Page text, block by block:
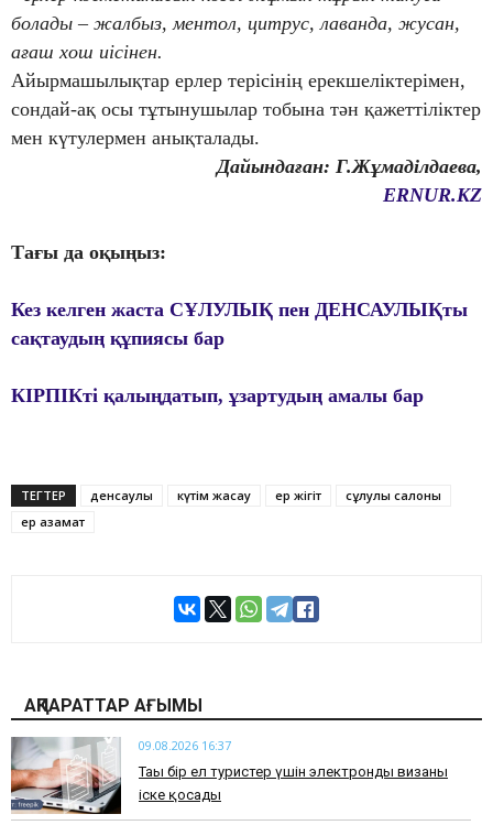
болады – жалбыз, ментол, цитрус, лаванда, жусан,
ағаш хош иісінен.
Айырмашылықтар ерлер терісінің ерекшеліктерімен,
сондай-ақ осы тұтынушылар тобына тән қажеттіліктер
мен күтулермен анықталады.
Дайындаған: Г.Жұмаділдаева,
ERNUR.KZ
Тағы да оқыңыз:
Кез келген жаста СҰЛУЛЫҚ пен ДЕНСАУЛЫҚты
сақтаудың құпиясы бар
КІРПІКті қалыңдатып, ұзартудың амалы бар
ТЕГТЕР денсаулық күтім жасау ер жігіт
сұлулық салоны
ер азамат
АҚПАРАТТАР АҒЫМЫ
09.08.2026 16:37
Тағы бір ел туристер үшін электронды визаны
іске қосады